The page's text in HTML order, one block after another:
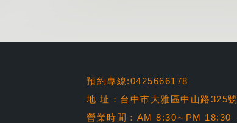
預約專線:0425666178
地 址：台中市大雅區中山路325號
營業時間：AM 8:30∼PM 18:30